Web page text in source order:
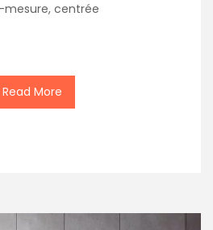
centrée
Read More